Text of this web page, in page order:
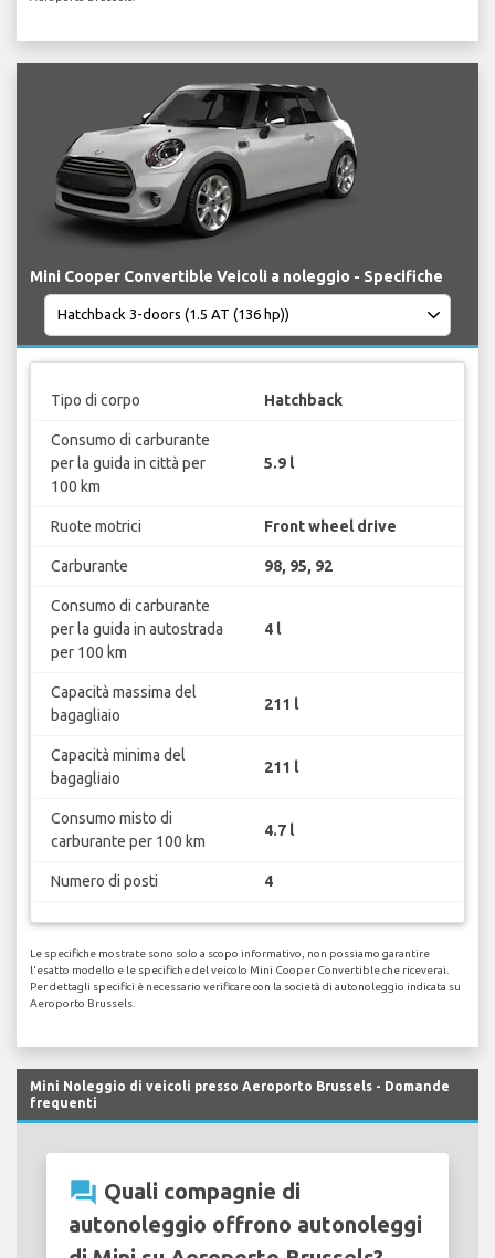
Mini Cooper Convertible Veicoli a noleggio - Specifiche
Tipo di corpo Hatchback
Consumo di carburante
per la guida in città per
100 km
5.9 l
Ruote motrici Front wheel drive
Carburante 98, 95, 92
Consumo di carburante
per la guida in autostrada
per 100 km
4 l
Capacità massima del
bagagliaio
211 l
Capacità minima del
bagagliaio
211 l
Consumo misto di
carburante per 100 km
4.7 l
Numero di posti 4
Le specifiche mostrate sono solo a scopo informativo, non possiamo garantire
l'esatto modello e le specifiche del veicolo Mini Cooper Convertible che riceverai.
Per dettagli specifici è necessario verificare con la società di autonoleggio indicata su
Aeroporto Brussels.
Mini Noleggio di veicoli presso Aeroporto Brussels - Domande
frequenti
question_answer Quali compagnie di
autonoleggio offrono autonoleggi